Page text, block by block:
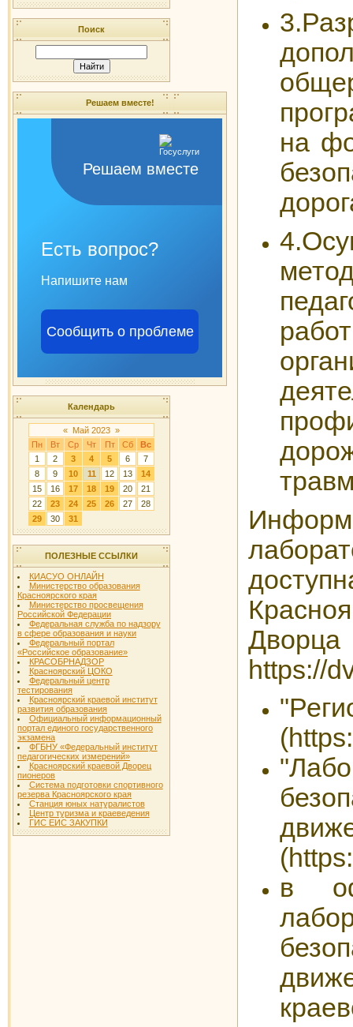
Поиск
Решаем вместе!
Решаем вместе
Есть вопрос?
Напишите нам
Сообщить о проблеме
Календарь
« Май 2023 »
Пн
Вт Ср Чт Пт Сб
Вс
1
2 3 4 5 6
7
8
9 10 11 12 13
14
15
16 17 18 19 20
21
22
23 24 25 26 27
28
29
30 31
ПОЛЕЗНЫЕ ССЫЛКИ
КИАСУО ОНЛАЙН
Министерство образования
Красноярского края
Министерство просвещения
Российской Федерации
Федеральная служба по надзору
в сфере образования и науки
Федеральный портал
«Российское образование»
КРАСОБРНАДЗОР
Красноярский ЦОКО
Федеральный центр
тестирования
Красноярский краевой институт
развития образования
Официальный информационный
портал единого государственного
экзамена
ФГБНУ «Федеральный институт
педагогических измерений»
Красноярский краевой Дворец
пионеров
Система подготовки спортивного
резерва Красноярского края
Станция юных натуралистов
Центр туризма и краеведения
ГИС ЕИС ЗАКУПКИ
на
https://
в